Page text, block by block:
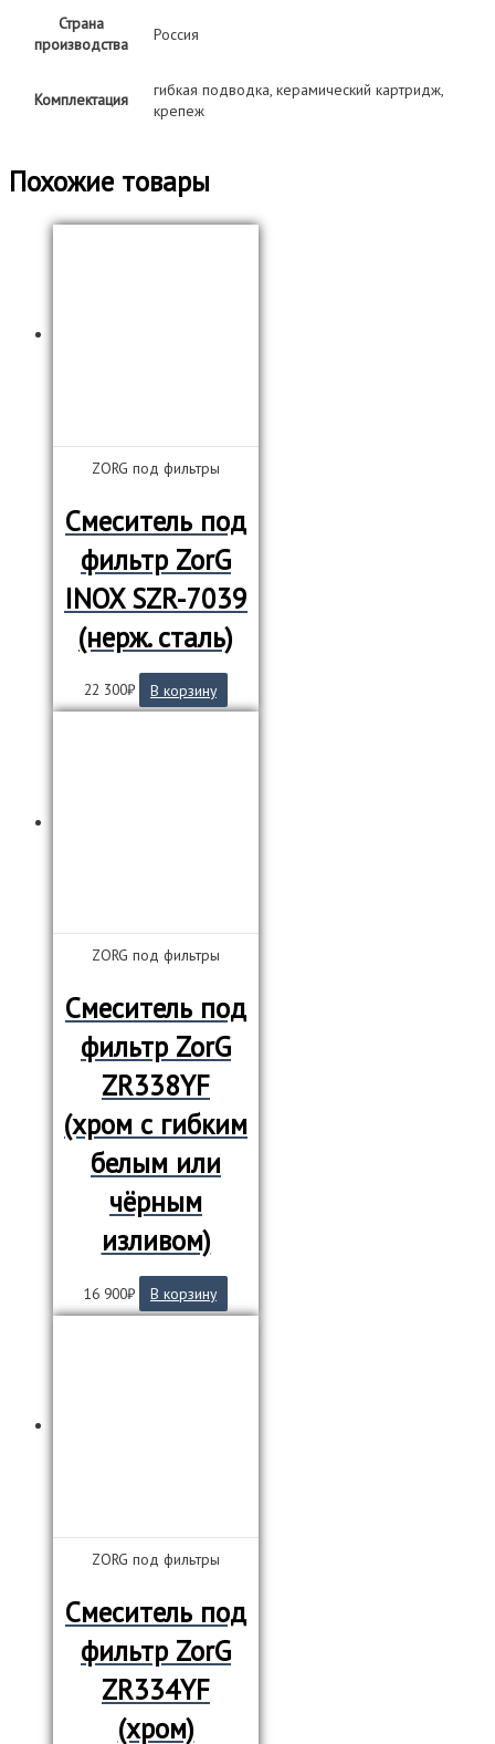
Страна
производства
Россия
Комплектация
гибкая подводка, керамический картридж,
крепеж
Похожие товары
ZORG под фильтры
Смеситель под
фильтр ZorG
INOX SZR-7039
(нерж. сталь)
22 300₽ В корзину
ZORG под фильтры
Смеситель под
фильтр ZorG
ZR338YF
(хром с гибким
белым или
чёрным
изливом)
16 900₽ В корзину
ZORG под фильтры
Смеситель под
фильтр ZorG
ZR334YF
(хром)